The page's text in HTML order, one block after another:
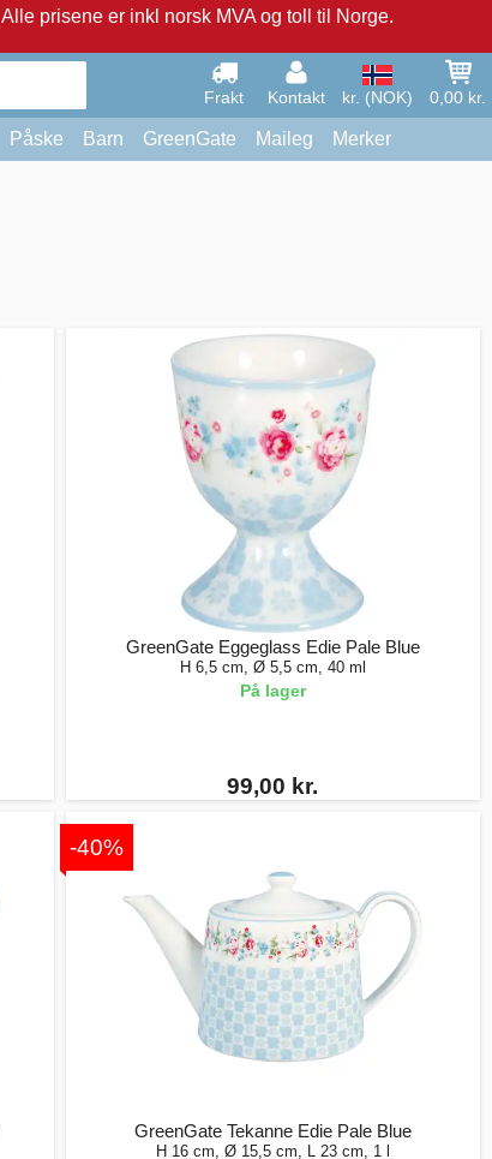
Alle prisene er inkl norsk MVA og toll til Norge.
Frakt Kontakt kr. (NOK) 0,00 kr.
Påske Barn GreenGate Maileg Merker
GreenGate Eggeglass Edie Pale Blue
H 6,5 cm, Ø 5,5 cm, 40 ml
På lager
99,00 kr.
-40%
GreenGate Tekanne Edie Pale Blue
H 16 cm, Ø 15,5 cm, L 23 cm, 1 l